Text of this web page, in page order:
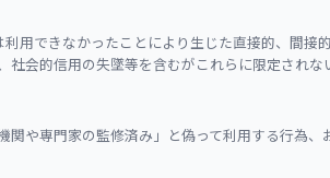
用できなかったことにより生じた直接的、間接
社会的信用の失墜等を含むがこれらに限定されな
関や専門家の監修済み」と偽って利用する行為